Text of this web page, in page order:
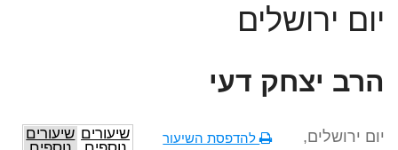
יום ירושלים
הרב יצחק דעי
להדפסת השיעור
יום ירושלים,
שיעורים שיעורים